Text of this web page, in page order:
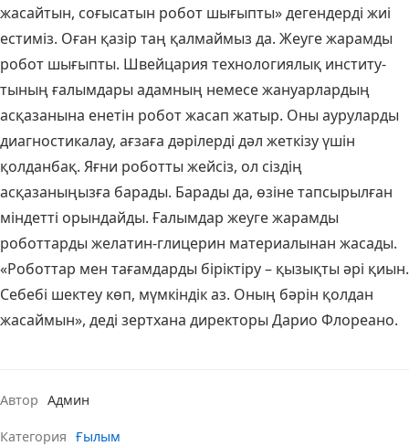
жасайтын, соғысатын робот шығыпты» дегендерді жиі
естиміз. Оған қазір таң қал­май­мыз да. Жеуге жарамды
робот шығыпты. Швейцария технологиялық институ­
тының ғалымдары адамның немесе жануарлардың
асқазанына енетін робот жасап жатыр. Оны ауруларды
диагностикалау, ағзаға дәрілерді дәл жеткізу үшін
қолданбақ. Яғни роботты жейсіз, ол сіздің
асқазаныңызға барады. Барады да, өзіне тапсырылған
міндетті орындайды. Ғалымдар жеуге жарамды
роботтарды желатин-глицерин материалынан жасады.
«Роботтар мен тағамдарды біріктіру – қызықты әрі қиын.
Себебі шектеу көп, мүмкіндік аз. Оның бәрін қолдан
жасаймын», деді зертхана директоры Дарио Флореано.
Автор Админ
Категория Ғылым